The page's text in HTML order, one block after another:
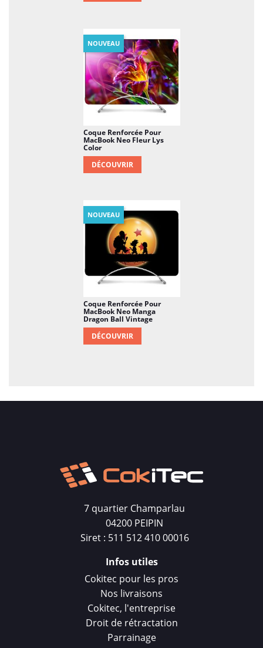
Coque Renforcée Pour
MacBook Neo Fleur Lys
Color
DÉCOUVRIR
NOUVEAU
Coque Renforcée Pour
MacBook Neo Manga
Dragon Ball Vintage
DÉCOUVRIR
NOUVEAU
7 quartier Champarlau
04200 PEIPIN
Siret : 511 512 410 00016
Infos utiles
Cokitec pour les pros
Nos livraisons
Cokitec, l'entreprise
Droit de rétractation
Parrainage